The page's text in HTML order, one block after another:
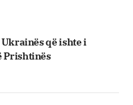
që ishte i
Prishtinës